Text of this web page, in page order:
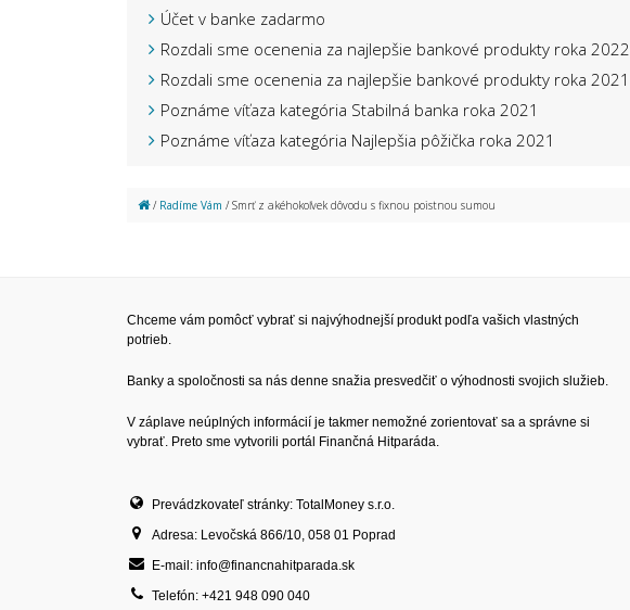
Účet v banke zadarmo
Rozdali sme ocenenia za najlepšie bankové produkty roka 2022
Rozdali sme ocenenia za najlepšie bankové produkty roka 2021
Poznáme víťaza kategória Stabilná banka roka 2021
Poznáme víťaza kategória Najlepšia pôžička roka 2021
/ Radíme Vám / Smrť z akéhokoľvek dôvodu s fixnou poistnou sumou
Chceme vám pomôcť vybrať si najvýhodnejší produkt podľa vašich vlastných
potrieb.
Banky a spoločnosti sa nás denne snažia presvedčiť o výhodnosti svojich služieb.
V záplave neúplných informácií je takmer nemožné zorientovať sa a správne si
vybrať. Preto sme vytvorili portál Finančná Hitparáda.
Prevádzkovateľ stránky: TotalMoney s.r.o.
Adresa: Levočská 866/10, 058 01 Poprad
E-mail: info@financnahitparada.sk
Telefón: +421 948 090 040